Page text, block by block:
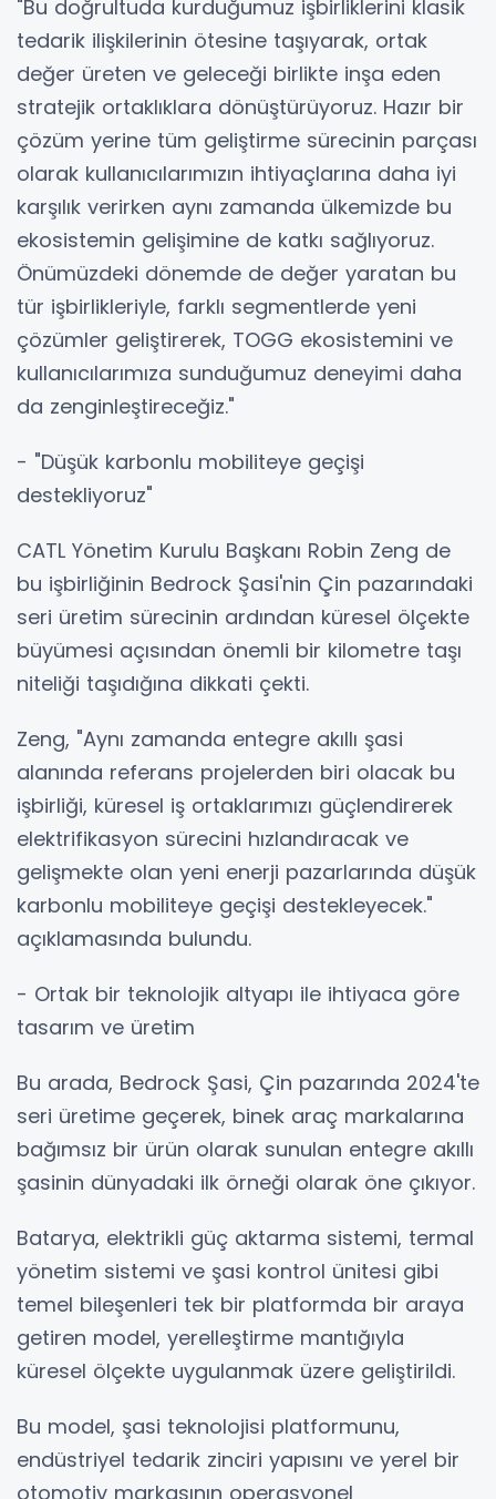
"Bu doğrultuda kurduğumuz işbirliklerini klasik
tedarik ilişkilerinin ötesine taşıyarak, ortak
değer üreten ve geleceği birlikte inşa eden
stratejik ortaklıklara dönüştürüyoruz. Hazır bir
çözüm yerine tüm geliştirme sürecinin parçası
olarak kullanıcılarımızın ihtiyaçlarına daha iyi
karşılık verirken aynı zamanda ülkemizde bu
ekosistemin gelişimine de katkı sağlıyoruz.
Önümüzdeki dönemde de değer yaratan bu
tür işbirlikleriyle, farklı segmentlerde yeni
çözümler geliştirerek, TOGG ekosistemini ve
kullanıcılarımıza sunduğumuz deneyimi daha
da zenginleştireceğiz."
- "Düşük karbonlu mobiliteye geçişi
destekliyoruz"
CATL Yönetim Kurulu Başkanı Robin Zeng de
bu işbirliğinin Bedrock Şasi'nin Çin pazarındaki
seri üretim sürecinin ardından küresel ölçekte
büyümesi açısından önemli bir kilometre taşı
niteliği taşıdığına dikkati çekti.
Zeng, "Aynı zamanda entegre akıllı şasi
alanında referans projelerden biri olacak bu
işbirliği, küresel iş ortaklarımızı güçlendirerek
elektrifikasyon sürecini hızlandıracak ve
gelişmekte olan yeni enerji pazarlarında düşük
karbonlu mobiliteye geçişi destekleyecek."
açıklamasında bulundu.
- Ortak bir teknolojik altyapı ile ihtiyaca göre
tasarım ve üretim
Bu arada, Bedrock Şasi, Çin pazarında 2024'te
seri üretime geçerek, binek araç markalarına
bağımsız bir ürün olarak sunulan entegre akıllı
şasinin dünyadaki ilk örneği olarak öne çıkıyor.
Batarya, elektrikli güç aktarma sistemi, termal
yönetim sistemi ve şasi kontrol ünitesi gibi
temel bileşenleri tek bir platformda bir araya
getiren model, yerelleştirme mantığıyla
küresel ölçekte uygulanmak üzere geliştirildi.
Bu model, şasi teknolojisi platformunu,
endüstriyel tedarik zinciri yapısını ve yerel bir
otomotiv markasının operasyonel